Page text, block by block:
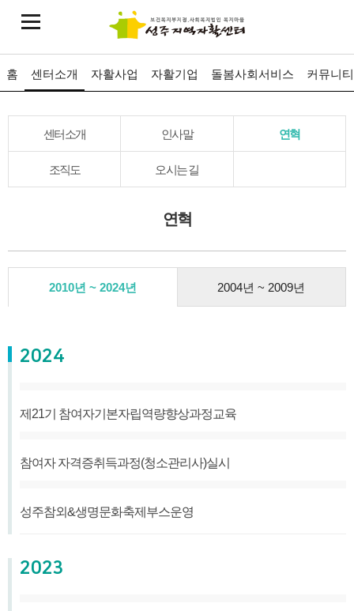
홈 센터소개 자활사업 자활기업 돌봄사회서비스 커뮤니티
센터소개 인사말 연혁
조직도 오시는 길
연혁
2010년 ~ 2024년 2004년 ~ 2009년
2024
제21기 참여자기본자립역량향상과정교육
참여자 자격증취득과정(청소관리사)실시
성주참외&생명문화축제부스운영
2023